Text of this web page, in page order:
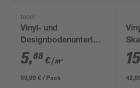
toom
Vinyl- und
Designbodenunterlage
'Aquastop' 1,5 mm,
1,2 x 8,5 m, 10,2 m² +
Tape
5,88 €/ m²
59,99 € / Pack